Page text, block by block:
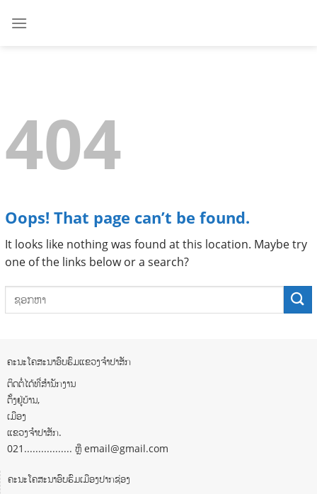
404
Oops! That page can’t be found.
It looks like nothing was found at this location. Maybe try
one of the links below or a search?
ຄະນະໂຄສະນາອົບຮົມແຂວງຈຳປາສັກ
ຕິດຕໍ່ໄດ້ທີ່ສຳນັກງານ
ຕັ້ງຢູ່ບ້ານ,
ເມືອງ
ແຂວງຈຳປາສັກ.
021................. ຫຼື email@gmail.com
ຄະນະໂຄສະນາອົບຮົມເມືອງປາກຊ່ອງ